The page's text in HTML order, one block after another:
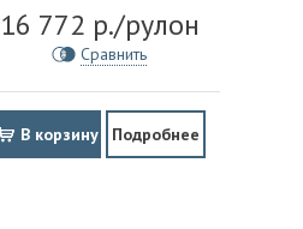
16 772 р./рулон
Сравнить
В корзину Подробнее